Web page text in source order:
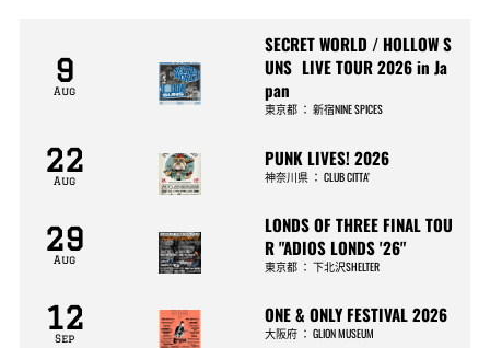
9
Aug
SECRET WORLD / HOLLOW S
UNS LIVE TOUR 2026 in Ja
pan
東京都 ：新宿NINE SPICES
22
Aug
PUNK LIVES! 2026
神奈川県 ：CLUB CITTA’
29
Aug
LONDS OF THREE FINAL TOU
R "ADIOS LONDS '26"
東京都 ：下北沢SHELTER
12
Sep
ONE & ONLY FESTIVAL 2026
大阪府 ：GLION MUSEUM